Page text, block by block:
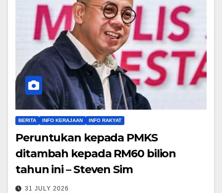
BERITA INFO KERAJAAN INFO RAKYAT
Peruntukan kepada PMKS
ditambah kepada RM60 bilion
tahun ini – Steven Sim
31 JULY 2026